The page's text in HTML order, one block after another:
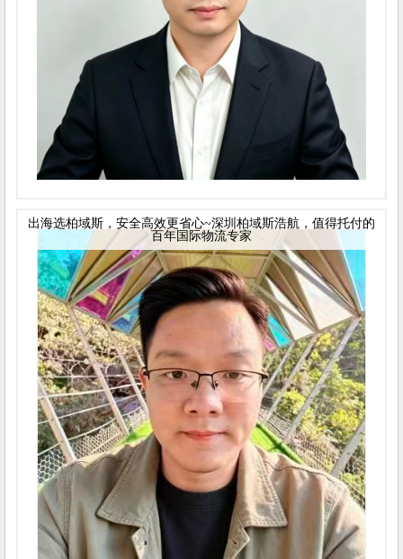
出海选柏域斯，安全高效更省心~深圳柏域斯浩航，值得托付的
百年国际物流专家